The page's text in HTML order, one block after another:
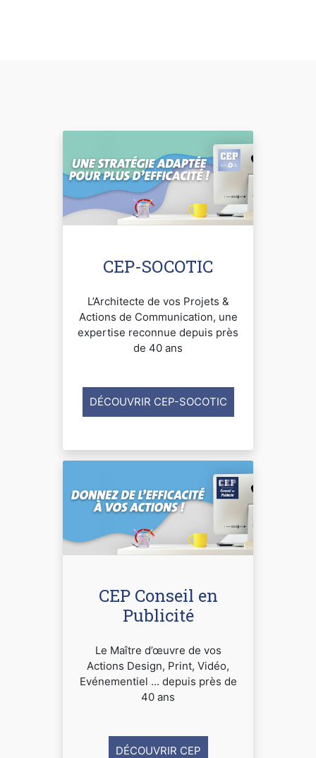
CEP-SOCOTIC
L’Architecte de vos Projets &
Actions de Communication, une
expertise reconnue depuis près
de 40 ans
DÉCOUVRIR CEP-SOCOTIC
CEP Conseil en
Publicité
Le Maître d’œuvre de vos
Actions Design, Print, Vidéo,
Evénementiel ... depuis près de
40 ans
DÉCOUVRIR CEP